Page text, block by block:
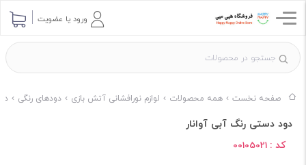
ورود یا عضویت
صفحه نخست همه محصولات لوازم نورافشانی آتش بازی دودهای رنگی
دود دستی رنگ آبی آوانار
کد : 00105021